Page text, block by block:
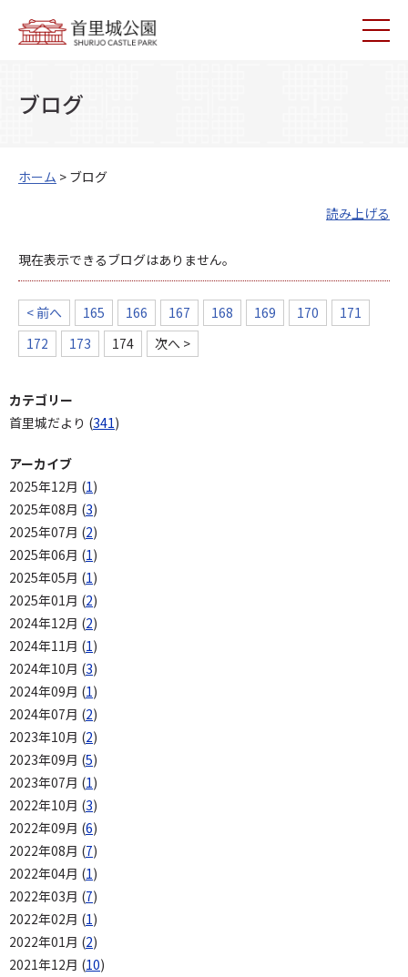
ブログ
ホーム > ブログ
読み上げる
現在表示できるブログはありません。
< 前へ 165 166 167 168 169 170
171
172
173 174 次へ >
カテゴリー
首里城だより (341)
アーカイブ
2025年12月 (1)
2025年08月 (3)
2025年07月 (2)
2025年06月 (1)
2025年05月 (1)
2025年01月 (2)
2024年12月 (2)
2024年11月 (1)
2024年10月 (3)
2024年09月 (1)
2024年07月 (2)
2023年10月 (2)
2023年09月 (5)
2023年07月 (1)
2022年10月 (3)
2022年09月 (6)
2022年08月 (7)
2022年04月 (1)
2022年03月 (7)
2022年02月 (1)
2022年01月 (2)
2021年12月 (10)